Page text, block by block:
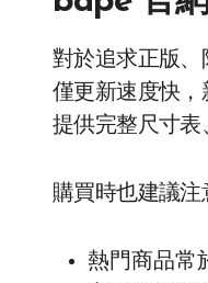
對於追求正版、
僅更新速度快，
提供完整尺寸表
購買時也建議注
熱門商品常